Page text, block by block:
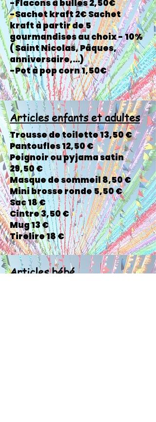
-Flacons à bulles 2,50€
-Sachet kraft 2€ Sachet
kraft à partir de 5
gourmandises au choix - 10%
( Saint Nicolas, Pâques,
anniversaire,...)
-Pot à pop corn 1,50€
Articles enfants et adultes
Trousse de toilette 13,50 €
Pantoufles 12,50 €
Peignoir ou pyjama satin
29,50 €
Masque de sommeil 8,50 €
Mini brosse ronde 5,50 €
Sac 18 €
Cintre 3,50 €
Mug 13 €
Tirelire 18 €
Articles bébé